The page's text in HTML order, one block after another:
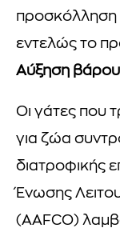
προσκόλληση
εντελώς το
Αύξηση
Οι γάτες που
για ζώα
διατροφικής
Ένωσης
(AAFCO)